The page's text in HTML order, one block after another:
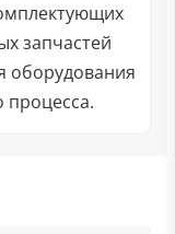
запчастей
оборудования
процесса.